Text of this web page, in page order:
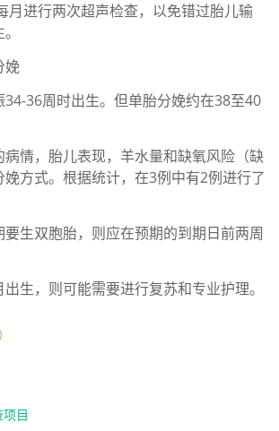
月进行两次超声检查，以免错过胎儿输
娩
34-36周时出生。但单胎分娩约在38至40
病情，胎儿表现，羊水量和缺氧风险（缺
方式。根据统计，在3例中有2例进行了
生双胞胎，则应在预期的到期日前两周
生，则可能需要进行复苏和专业护理。
目